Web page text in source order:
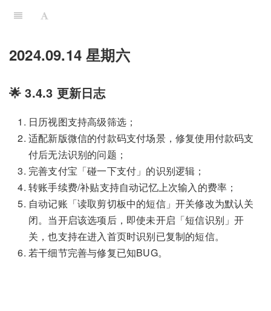
2024.09.14 星期六
🌟 3.4.3 更新日志
日历视图支持高级筛选；
适配新版微信的付款码支付场景，修复使用付款码支
付后无法识别的问题；
完善支付宝「碰一下支付」的识别逻辑；
转账手续费/补贴支持自动记忆上次输入的费率；
自动记账「读取剪切板中的短信」开关修改为默认关
闭。当开启该选项后，即使未开启「短信识别」开
关，也支持在进入首页时识别已复制的短信。
若干细节完善与修复已知BUG。